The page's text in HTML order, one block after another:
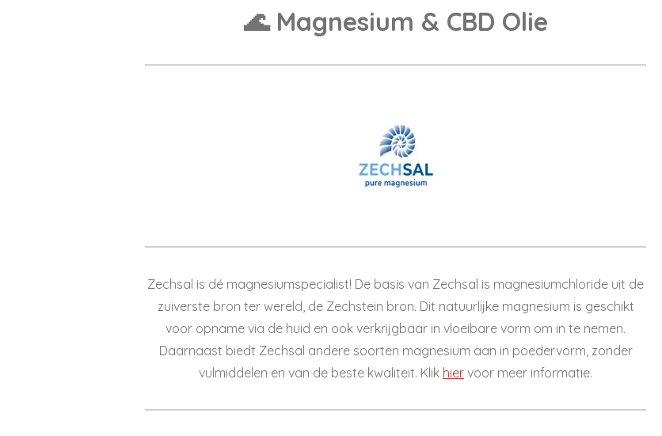
🌊 Magnesium & CBD Olie
Zechsal is dé magnesiumspecialist! De basis van Zechsal is magnesiumchloride uit de
zuiverste bron ter wereld, de Zechstein bron. Dit natuurlijke magnesium is geschikt
voor opname via de huid en ook verkrijgbaar in vloeibare vorm om in te nemen.
Daarnaast biedt Zechsal andere soorten magnesium aan in poedervorm, zonder
vulmiddelen en van de beste kwaliteit. Klik hier voor meer informatie.